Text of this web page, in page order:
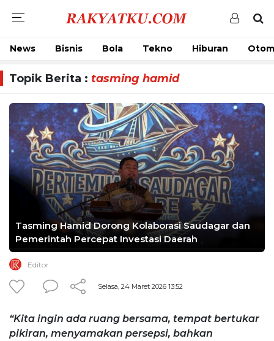
News Bisnis Bola Tekno Hiburan
Topik Berita : tasming hamid
Tasming Hamid Dorong Kolaborasi Saudagar dan
Pemerintah Percepat Investasi Daerah
Editor
Selasa, 24 Maret 2026 13:52
“Kita ingin ada ruang bersama, tempat bertukar
pikiran, menyamakan persepsi, bahkan